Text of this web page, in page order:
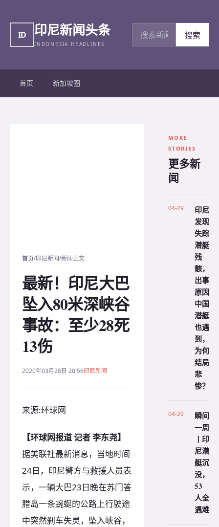
ID 印尼新闻头条
INDONESIA HEADLINES
搜索新闻
搜索
首页 新加坡圈
首页/印尼新闻/新闻正文
最新！印尼大巴
坠入80米深峡谷
事故：至少28死
13伤
2020年03月28日 20:56印尼新闻
来源:环球网
【环球网报道 记者 李东尧】
据美联社最新消息，当地时间
24日，印尼警方与救援人员表
示，一辆大巴23日晚在苏门答
腊岛一条蜿蜒的公路上行驶途
中突然刹车失灵，坠入峡谷，
MORE
STORIES
更多新
闻
04-29
印尼
发现
失踪
潜艇
残
骸，
出事
原因
中国
潜艇
也遇
到，
为何
结局
悲
惨？
04-29
瞬间
一周
丨印
尼潜
艇沉
没，
53
人全
遇难